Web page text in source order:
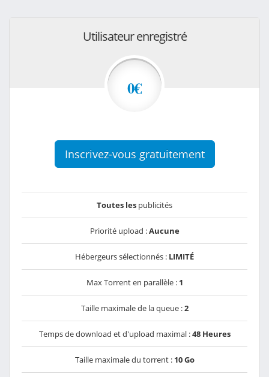
Utilisateur enregistré
0€
Inscrivez-vous gratuitement
Toutes les publicités
Priorité upload :Aucune
Hébergeurs sélectionnés : LIMITÉ
Max Torrent en parallèle : 1
Taille maximale de la queue :2
Temps de download et d'upload maximal :48 Heures
Taille maximale du torrent : 10 Go